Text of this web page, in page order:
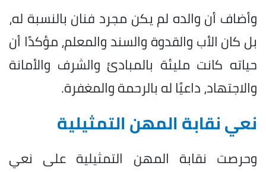
وأضاف أن والده لم يكن مجرد فنان بالنسبة له،
بل كان الأب والقدوة والسند والمعلم، مؤكدًا أن
حياته كانت مليئة بالمبادئ والشرف والأمانة
والاجتهاد، داعيًا له بالرحمة والمغفرة.
نعي نقابة المهن التمثيلية
وحرصت نقابة المهن التمثيلية على نعي